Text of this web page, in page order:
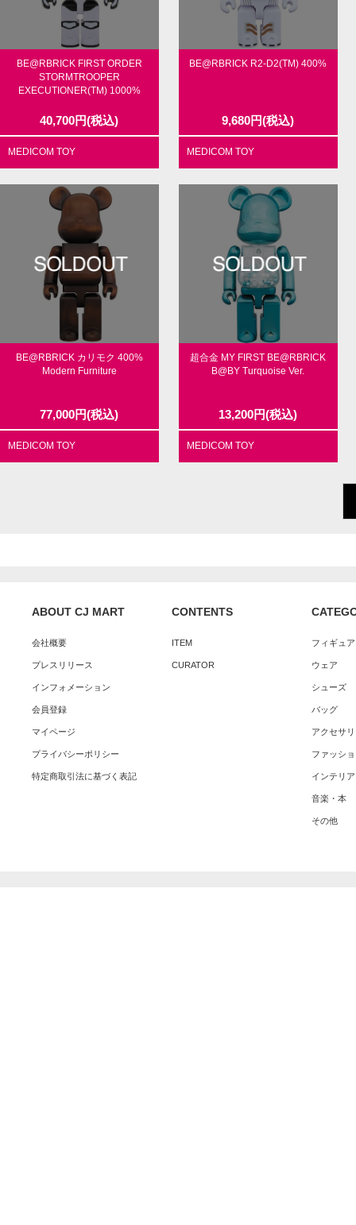
BE@RBRICK FIRST ORDER
STORMTROOPER
EXECUTIONER(TM) 1000%
40,700円(税込)
MEDICOM TOY
BE@RBRICK R2-D2(TM) 400%
9,680円(税込)
MEDICOM TOY
BE@RBRICK カリモク 400%
Modern Furniture
77,000円(税込)
MEDICOM TOY
超合金 MY FIRST BE@RBRICK
B@BY Turquoise Ver.
13,200円(税込)
MEDICOM TOY
ABOUT CJ MART
会社概要
プレスリリース
インフォメーション
会員登録
マイページ
プライバシーポリシー
特定商取引法に基づく表記
CONTENTS
ITEM
CURATOR
フィギュ
ウェア
シューズ
バッグ
アクセサ
ファッシ
インテリア
音楽・本
その他